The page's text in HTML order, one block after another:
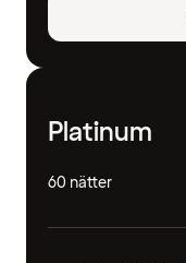
Platinum
60 nätter